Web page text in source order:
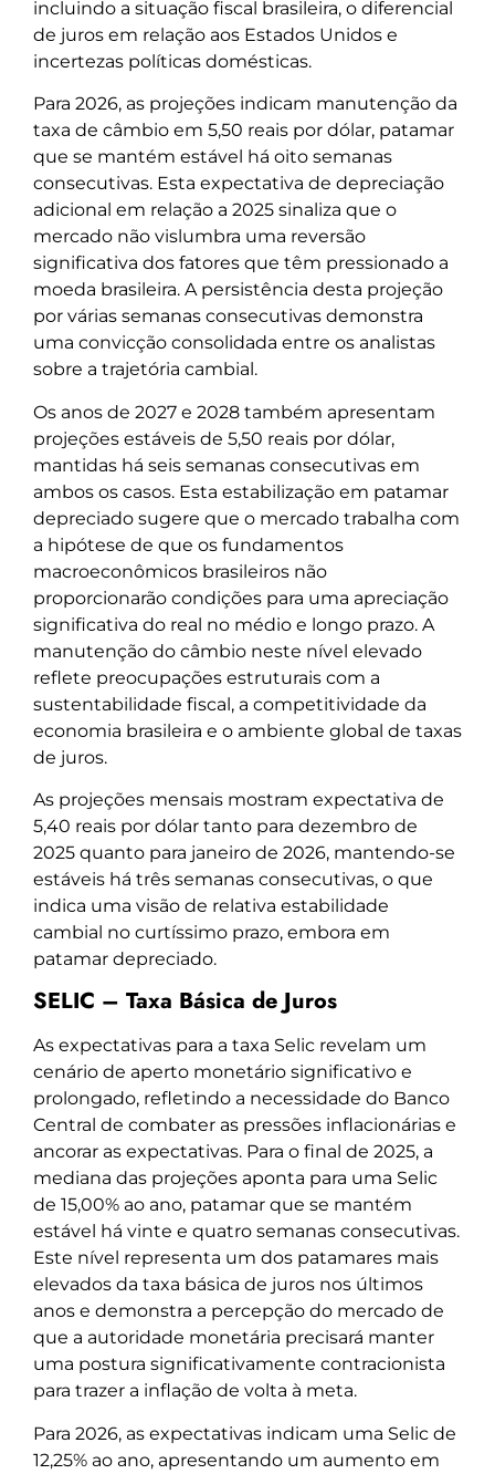
incluindo a situação fiscal brasileira, o diferencial
de juros em relação aos Estados Unidos e
incertezas políticas domésticas.
Para 2026, as projeções indicam manutenção da
taxa de câmbio em 5,50 reais por dólar, patamar
que se mantém estável há oito semanas
consecutivas. Esta expectativa de depreciação
adicional em relação a 2025 sinaliza que o
mercado não vislumbra uma reversão
significativa dos fatores que têm pressionado a
moeda brasileira. A persistência desta projeção
por várias semanas consecutivas demonstra
uma convicção consolidada entre os analistas
sobre a trajetória cambial.
Os anos de 2027 e 2028 também apresentam
projeções estáveis de 5,50 reais por dólar,
mantidas há seis semanas consecutivas em
ambos os casos. Esta estabilização em patamar
depreciado sugere que o mercado trabalha com
a hipótese de que os fundamentos
macroeconômicos brasileiros não
proporcionarão condições para uma apreciação
significativa do real no médio e longo prazo. A
manutenção do câmbio neste nível elevado
reflete preocupações estruturais com a
sustentabilidade fiscal, a competitividade da
economia brasileira e o ambiente global de taxas
de juros.
As projeções mensais mostram expectativa de
5,40 reais por dólar tanto para dezembro de
2025 quanto para janeiro de 2026, mantendo-se
estáveis há três semanas consecutivas, o que
indica uma visão de relativa estabilidade
cambial no curtíssimo prazo, embora em
patamar depreciado.
SELIC – Taxa Básica de Juros
As expectativas para a taxa Selic revelam um
cenário de aperto monetário significativo e
prolongado, refletindo a necessidade do Banco
Central de combater as pressões inflacionárias e
ancorar as expectativas. Para o final de 2025, a
mediana das projeções aponta para uma Selic
de 15,00% ao ano, patamar que se mantém
estável há vinte e quatro semanas consecutivas.
Este nível representa um dos patamares mais
elevados da taxa básica de juros nos últimos
anos e demonstra a percepção do mercado de
que a autoridade monetária precisará manter
uma postura significativamente contracionista
para trazer a inflação de volta à meta.
Para 2026, as expectativas indicam uma Selic de
12,25% ao ano, apresentando um aumento em